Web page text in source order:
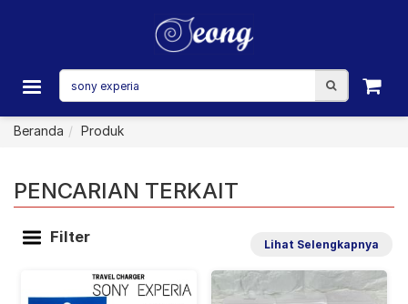
Beranda Produk
PENCARIAN TERKAIT
Filter Lihat Selengkapnya